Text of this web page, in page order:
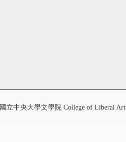
國立中央大學文學院 College of Liberal